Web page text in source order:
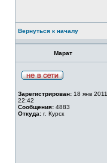
Вернуться к началу
Марат
Зарегистрирован: 18 янв 2011
22:42
Сообщения: 4883
Откуда: г. Курск